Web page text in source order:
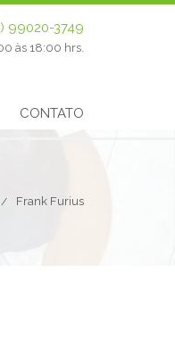
99020-3749
às 18:00 hrs.
CONTATO
Frank Furius